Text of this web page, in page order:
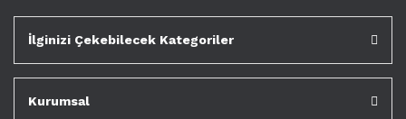
İlginizi Çekebilecek Kategoriler
Kurumsal